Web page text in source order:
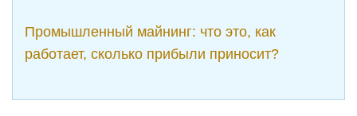
Промышленный майнинг: что это, как
работает, сколько прибыли приносит?